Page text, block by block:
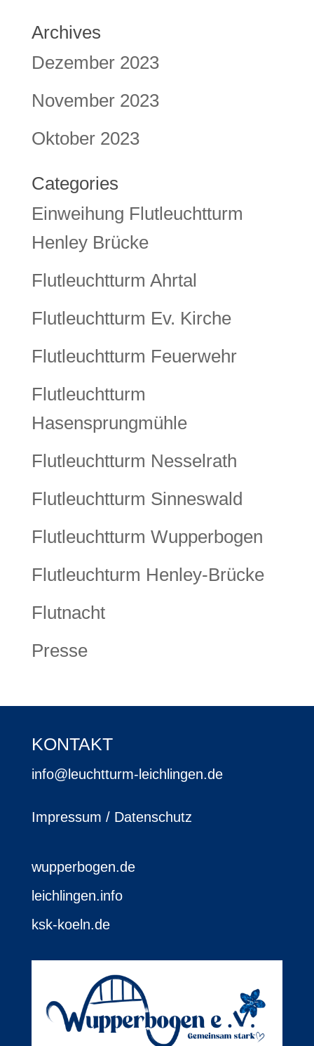
Archives
Dezember 2023
November 2023
Oktober 2023
Categories
Einweihung Flutleuchtturm
Henley Brücke
Flutleuchtturm Ahrtal
Flutleuchtturm Ev. Kirche
Flutleuchtturm Feuerwehr
Flutleuchtturm
Hasensprungmühle
Flutleuchtturm Nesselrath
Flutleuchtturm Sinneswald
Flutleuchtturm Wupperbogen
Flutleuchturm Henley-Brücke
Flutnacht
Presse
KONTAKT
info@leuchtturm-leichlingen.de
Impressum / Datenschutz
wupperbogen.de
leichlingen.info
ksk-koeln.de